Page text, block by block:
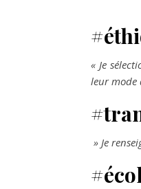
« Je
leur mode
» Je